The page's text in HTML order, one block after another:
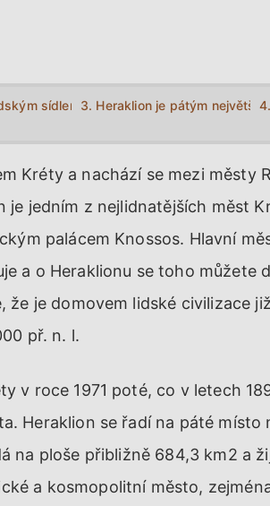
Kréty.sídlem již tisíce let.
3. Heraklion je pátým
Kréty a nachází se mezi městy
jedním z nejlidnatějších měst
palácem Knossos. Hlavní
a o Heraklionu se toho můžete
že je domovem lidské civilizace
př. n. l.
v roce 1971 poté, co v letech
Heraklion se řadí na páté místo
na ploše přibližně 684,3 km2 a
a kosmopolitní město,